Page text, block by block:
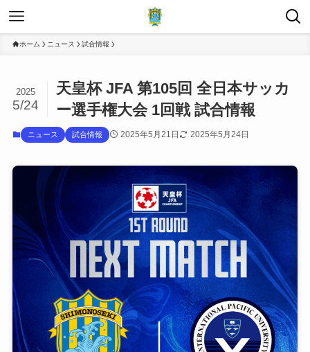
ホーム ニュース 試合情報
天皇杯 JFA 第105回 全日本サッカ
ー選手権大会 1回戦 試合情報
2025
5/24
ニュース 試合情報 2025年5月21日 2025年5月24日